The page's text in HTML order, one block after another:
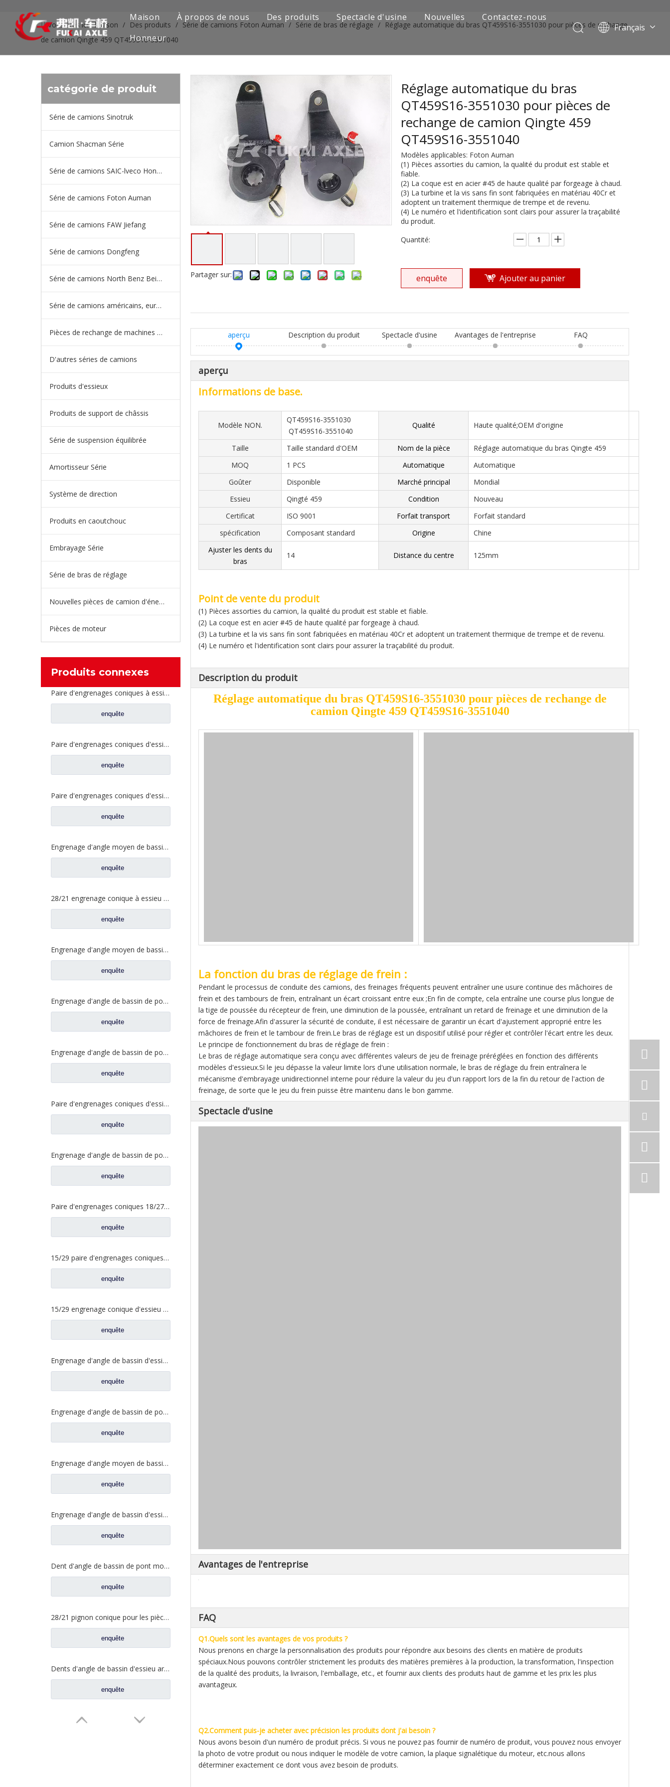
Maison À propos de nous Des produits
Série de camions SAIC-lveco Hongyan
Série de camions Foton Auman
Série de camions FAW Jiefang
Série de camions Dongfeng
Série de camions européens et japonais
Pièces de rechange de machines d'ingénierie de camion minier
D'autres séries de camions
Spectacle d'usine Nouvelles
Contactez-nous
Honneur
Français
Pусский
Vous êtes ici: Maison / Des produits / Série de camions Foton Auman / Série de bras de réglage / Réglage automatique du bras QT459S16-3551030 pour pièces de rechange
de camion Qingte 459 QT459S16-3551040
catégorie de produit
Série de camions Sinotruk
Camion Shacman Série
Série de camions SAIC-lveco Hongyan
Série de camions Foton Auman
Série de camions FAW Jiefang
Série de camions Dongfeng
Série de camions North Benz Beiben
Série de camions américains, européens et japonais
Pièces de rechange de machines d'ingénierie de camion minier
D'autres séries de camions
Produits d'essieux
Produits de support de châssis
Série de suspension équilibrée
Amortisseur Série
Système de direction
Produits en caoutchouc
Embrayage Série
Série de bras de réglage
Nouvelles pièces de camion d'énergie
Pièces de moteur
Produits connexes
Paire d'engrenages coniques à essieu moyen 27/18 pour pièces de rechange de camion Ankai & BENZ Foton Auman HFF2502040/41CK1BZ
enquête
Paire d'engrenages coniques d'essieu arrière 21/28 pour pièces de rechange de camion Ankai & BENZ Foton Auman HFF2402038/39CK1BZ
enquête
Paire d'engrenages coniques d'essieu arrière 18/27 pour pièces de rechange de camion Ankai & BENZ Foton Auman HFF2402040/41CK1BZ
enquête
Engrenage d'angle moyen de bassin de pont pour les pièces de rechange 42104456 de camion de SAIC Hongyan
enquête
28/21 engrenage conique à essieu moyen pour essieu Ankai essieu Benz Foton Auman pièces de rechange de camion HFF2502038/39CK1BZ
enquête
Engrenage d'angle moyen de bassin de pont pour les pièces de rechange 5801845742 de camion de SAIC Hongyan
enquête
Engrenage d'angle de bassin de pont moyen pour pièces de rechange Shamcan DelongTruck 81.35199.6535
enquête
Engrenage d'angle de bassin de pont arrière pour pièces de rechange Shamcan DelongTruck 81.35199.6554
enquête
Paire d'engrenages coniques d'essieu moyen 28/21 pour pièces de rechange de camion FAW Jiefang d'essieu A0E 2502036/037-A0E
enquête
Engrenage d'angle de bassin de pont moyen pour pièces de rechange Shamcan DelongTruck 81.35199.6587
enquête
Paire d'engrenages coniques 18/27 pour pièces de rechange 2502ZHS1827-025/026 de camion de levage en T de l'essieu Dena Dongfeng
enquête
15/29 paire d'engrenages coniques à essieu moyen pour Ankai & Benz essieu Foton Auman nord Benz Beiben camion pièces de rechange A3463535310
enquête
15/29 engrenage conique d'essieu arrière pour Ankai & Benz essieu Foton Auman nord Benz Beiben camion pièces de rechange 24.02.101
enquête
Engrenage d'angle de bassin d'essieu arrière pour pièces de rechange Shamcan AulongTruck 81.35199.6532
enquête
Engrenage d'angle de bassin de pont moyen pour pièces de rechange DZ9112320689 de Shamcan AulongTruck
enquête
Engrenage d'angle moyen de bassin de pont pour les pièces de rechange WG7121320252 de camion de Sinotruk Steyr
enquête
Engrenage d'angle de bassin d'essieu arrière pour pièces de rechange de camion Sinotruk Steyr 199012320177
enquête
Dent d'angle de bassin de pont moyen pour pièces de rechange AZ9981320154 de camion de Sinotruk Howo AC16
enquête
28/21 pignon conique pour les pièces de rechange A3463502939 du nord de camion de Benz Beiben
enquête
Dents d'angle de bassin d'essieu arrière pour pièces de rechange AZ9981320157 de camion de Sinotruk Howo AC16
enquête
Partager sur:
Réglage automatique du bras
QT459S16-3551030 pour pièces de
rechange de camion Qingte 459
QT459S16-3551040
Modèles applicables: Foton Auman
(1) Pièces assorties du camion, la qualité du produit est stable et
fiable.
(2) La coque est en acier #45 de haute qualité par forgeage à chaud.
(3) La turbine et la vis sans fin sont fabriquées en matériau 40Cr et
adoptent un traitement thermique de trempe et de revenu.
(4) Le numéro et l'identification sont clairs pour assurer la traçabilité
du produit.
Quantité:
enquête Ajouter au panier
aperçu Description du produit Spectacle d'usine Avantages de l'entreprise FAQ
aperçu
Informations de base.
Modèle NON.
QT459S16-3551030
QT459S16-3551040
Qualité Haute qualité;OEM d'origine
Taille Taille standard d'OEM Nom de la pièce
Réglage automatique du bras Qingte 459
MOQ
1 PCS Automatique
Automatique
Goûter
Disponible Marché principal
Mondial
Essieu
Qingté 459 Condition
Nouveau
Certificat
ISO 9001 Forfait transport
Forfait standard
spécification
Composant standard Origine
Chine
Ajuster les dents du
bras
14 Distance du centre 125mm
Point de vente du produit
(1) Pièces assorties du camion, la qualité du produit est stable et fiable.
(2) La coque est en acier #45 de haute qualité par forgeage à chaud.
(3) La turbine et la vis sans fin sont fabriquées en matériau 40Cr et adoptent un traitement thermique de trempe et de revenu.
(4) Le numéro et l'identification sont clairs pour assurer la traçabilité du produit.
Description du produit
Réglage automatique du bras QT459S16-3551030 pour pièces de rechange de
camion Qingte 459 QT459S16-3551040
La fonction du bras de réglage de frein :
Pendant le processus de conduite des camions, des freinages fréquents peuvent entraîner une usure continue des mâchoires de
frein et des tambours de frein, entraînant un écart croissant entre eux ;En fin de compte, cela entraîne une course plus longue de
la tige de poussée du récepteur de frein, une diminution de la poussée, entraînant un retard de freinage et une diminution de la
force de freinage.Afin d'assurer la sécurité de conduite, il est nécessaire de garantir un écart d'ajustement approprié entre les
mâchoires de frein et le tambour de frein.Le bras de réglage est un dispositif utilisé pour régler et contrôler l'écart entre les deux.
Le principe de fonctionnement du bras de réglage de frein :
Le bras de réglage automatique sera conçu avec différentes valeurs de jeu de freinage préréglées en fonction des différents
modèles d'essieux.Si le jeu dépasse la valeur limite lors d'une utilisation normale, le bras de réglage du frein entraînera le
mécanisme d'embrayage unidirectionnel interne pour réduire la valeur du jeu d'un rapport lors de la fin du retour de l'action de
freinage, de sorte que le jeu du frein puisse être maintenu dans le bon gamme.
Spectacle d'usine
Avantages de l'entreprise
FAQ
Q1.Quels sont les avantages de vos produits ?
Nous prenons en charge la personnalisation des produits pour répondre aux besoins des clients en matière de produits
spéciaux.Nous pouvons contrôler strictement les produits des matières premières à la production, la transformation, l'inspection
de la qualité des produits, la livraison, l'emballage, etc., et fournir aux clients des produits haut de gamme et les prix les plus
avantageux.
Q2.Comment puis-je acheter avec précision les produits dont j'ai besoin ?
Nous avons besoin d'un numéro de produit précis. Si vous ne pouvez pas fournir de numéro de produit, vous pouvez nous envoyer
la photo de votre produit ou nous indiquer le modèle de votre camion, la plaque signalétique du moteur, etc.nous allons
déterminer exactement ce dont vous avez besoin de produits.